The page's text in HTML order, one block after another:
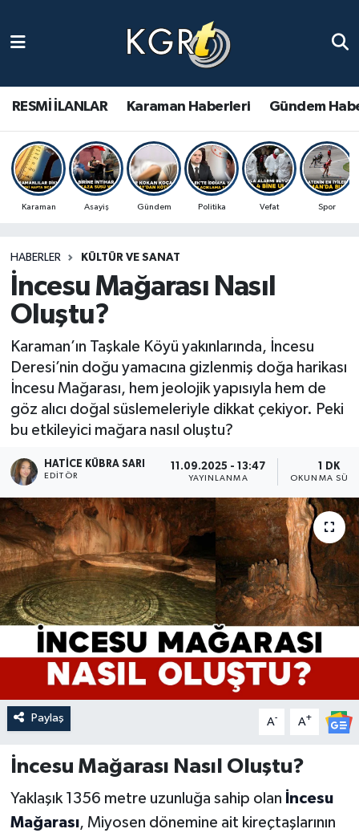
RESMİ İLANLAR Karaman Haberleri Gündem
Karaman Asayiş Gündem Politika Vefat Spor
HABERLER KÜLTÜR VE SANAT
İncesu Mağarası Nasıl
Oluştu?
Karaman’ın Taşkale Köyü yakınlarında, İncesu
Deresi’nin doğu yamacına gizlenmiş doğa harikası
İncesu Mağarası, hem jeolojik yapısıyla hem de
göz alıcı doğal süslemeleriyle dikkat çekiyor. Peki
bu etkileyici mağara nasıl oluştu?
HATICE KÜBRA SARI
EDITÖR
11.09.2025 - 13:47
YAYINLANMA
1 DK
OKUNMA
Paylaş A- A+
İncesu Mağarası Nasıl Oluştu?
Yaklaşık 1356 metre uzunluğa sahip olan İncesu
Mağarası, Miyosen dönemine ait kireçtaşlarının
Gündem Haberleri
Güncel Haberler
Spor Haberleri
Ulusal Haberler
Vefat Edenler